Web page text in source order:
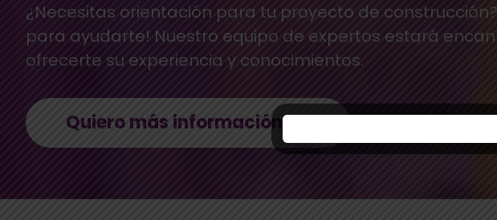
¿Necesitas orientación para tu proyecto de
para ayudarte! Nuestro equipo de expertos estará
ofrecerte su experiencia y conocimientos.
Quiero más información